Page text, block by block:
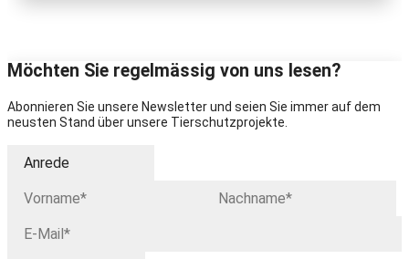
Möchten Sie regelmässig von uns lesen?
Abonnieren Sie unsere Newsletter und seien Sie immer auf dem
neusten Stand über unsere Tierschutzprojekte.